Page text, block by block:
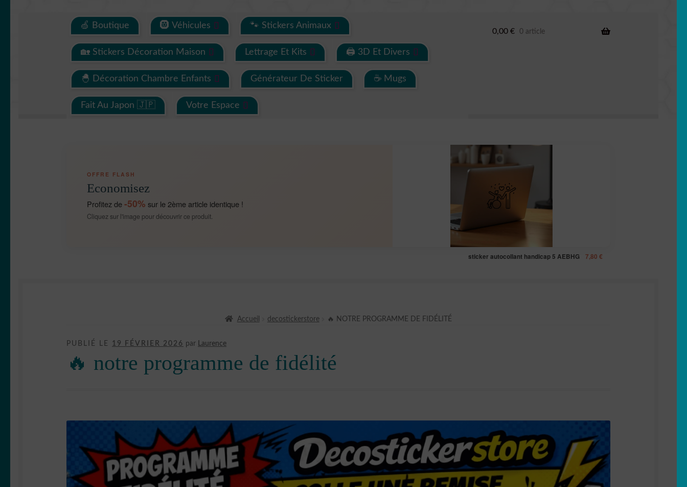
🍏 Boutique 🛞 Véhicules 🐾 Stickers Animaux
🏡 Stickers Décoration Maison Lettrage Et Kits 🖨 3D Et Divers
🐣 Décoration Chambre Enfants Générateur De Sticker ☕ Mugs
Fait Au Japon 🇯🇵 Votre Espace
0,00 € 0 article
OFFRE FLASH
Economisez
Profitez de-50% sur le 2ème article identique !
Cliquez sur l'image pour découvrir ce produit.
sticker autocollant handicap 5 AEBHG 7,80 €
Accueil decostickerstore 🔥 NOTRE PROGRAMME DE FIDÉLITÉ
PUBLIÉ LE 19 FÉVRIER 2026 par Laurence
🔥 notre programme de fidélité